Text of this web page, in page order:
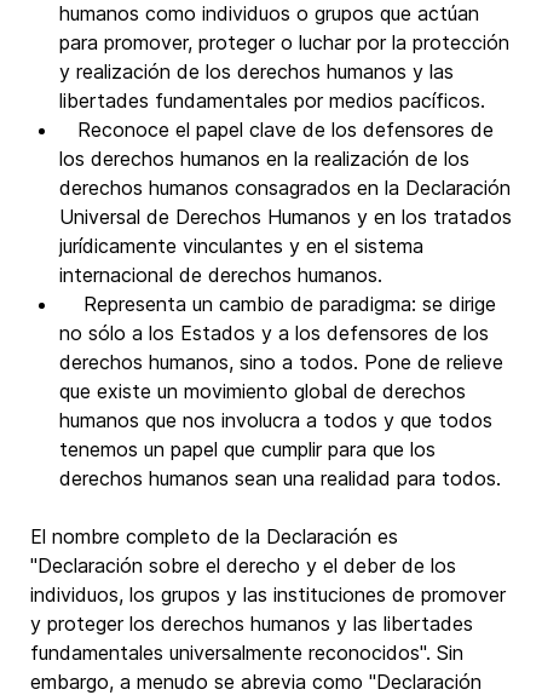
humanos como individuos o grupos que actúan
para promover, proteger o luchar por la protección
y realización de los derechos humanos y las
libertades fundamentales por medios pacíficos.
Reconoce el papel clave de los defensores de
los derechos humanos en la realización de los
derechos humanos consagrados en la Declaración
Universal de Derechos Humanos y en los tratados
jurídicamente vinculantes y en el sistema
internacional de derechos humanos.
Representa un cambio de paradigma: se dirige
no sólo a los Estados y a los defensores de los
derechos humanos, sino a todos. Pone de relieve
que existe un movimiento global de derechos
humanos que nos involucra a todos y que todos
tenemos un papel que cumplir para que los
derechos humanos sean una realidad para todos.
El nombre completo de la Declaración es
"Declaración sobre el derecho y el deber de los
individuos, los grupos y las instituciones de promover
y proteger los derechos humanos y las libertades
fundamentales universalmente reconocidos". Sin
embargo, a menudo se abrevia como "Declaración